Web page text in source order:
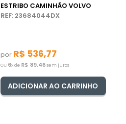
ESTRIBO CAMINHÃO VOLVO
REF: 23684044DX
por R$ 536,77
Ou 6x de R$ 89,46sem juros
ADICIONAR AO CARRINHO